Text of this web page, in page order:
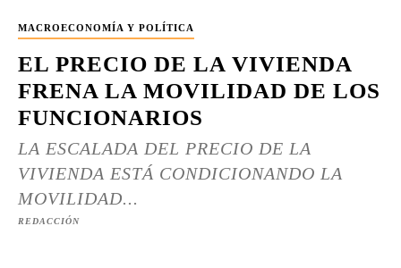
MACROECONOMÍA Y POLÍTICA
EL PRECIO DE LA VIVIENDA
FRENA LA MOVILIDAD DE LOS
FUNCIONARIOS
LA ESCALADA DEL PRECIO DE LA
VIVIENDA ESTÁ CONDICIONANDO LA
MOVILIDAD...
REDACCIÓN